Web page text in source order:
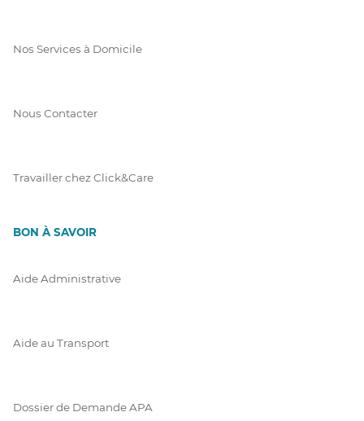
Nos Services à Domicile
Nous Contacter
Travailler chez Click&Care
BON À SAVOIR
Aide Administrative
Aide au Transport
Dossier de Demande APA